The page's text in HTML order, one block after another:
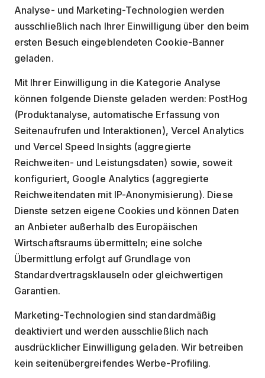
Analyse- und Marketing-Technologien werden
ausschließlich nach Ihrer Einwilligung über den beim
ersten Besuch eingeblendeten Cookie-Banner
geladen.
Mit Ihrer Einwilligung in die Kategorie Analyse
können folgende Dienste geladen werden: PostHog
(Produktanalyse, automatische Erfassung von
Seitenaufrufen und Interaktionen), Vercel Analytics
und Vercel Speed Insights (aggregierte
Reichweiten- und Leistungsdaten) sowie, soweit
konfiguriert, Google Analytics (aggregierte
Reichweitendaten mit IP-Anonymisierung). Diese
Dienste setzen eigene Cookies und können Daten
an Anbieter außerhalb des Europäischen
Wirtschaftsraums übermitteln; eine solche
Übermittlung erfolgt auf Grundlage von
Standardvertragsklauseln oder gleichwertigen
Garantien.
Marketing-Technologien sind standardmäßig
deaktiviert und werden ausschließlich nach
ausdrücklicher Einwilligung geladen. Wir betreiben
kein seitenübergreifendes Werbe-Profiling.